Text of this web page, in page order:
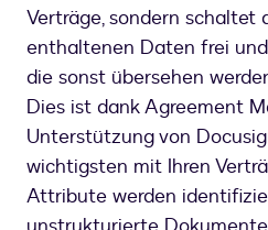
Verträge, sondern schaltet
enthaltenen Daten frei
die sonst übersehen
Dies ist dank Agreement
Unterstützung von
wichtigsten mit Ihren
Attribute werden